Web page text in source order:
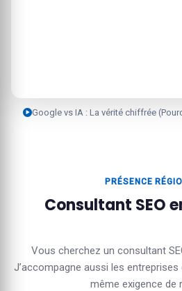
Google vs IA : La vérité chiffrée
PRÉSENCE
Consultant SEO
Vous cherchez un consultant
J’accompagne aussi les
même exigence de